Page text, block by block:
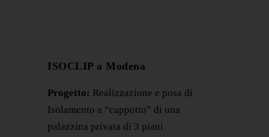
ISOCLIP a Modena
Progetto: Realizzazione e posa di
Isolamento a “cappotto” di una
palazzina privata di 3 piani